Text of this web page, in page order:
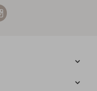
het antwoord.
op. We helpen je